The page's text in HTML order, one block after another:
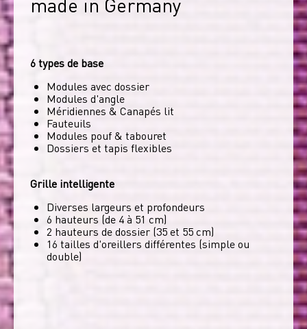
6 types de base
Modules avec dossier
Modules d'angle
Méridiennes & Canapés lit
Fauteuils
Modules pouf & tabouret
Dossiers et tapis flexibles
Grille intelligente
Diverses largeurs et profondeurs
6 hauteurs (de 4 à 51 cm)
2 hauteurs de dossier (35 et 55 cm)
16 tailles d'oreillers différentes (simple ou
double)